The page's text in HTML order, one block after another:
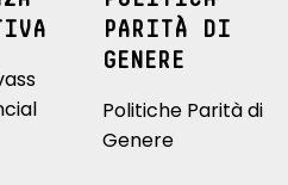
PARITÀ DI
GENERE
Politiche Parità di
Genere